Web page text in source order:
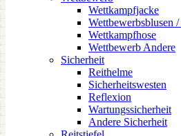
Wettkampfjacke
Wettbewerbsblusen
Wettkampfhose
Wettbewerb Andere
Sicherheit
Reithelme
Sicherheitswesten
Reflexion
Wartungssicherheit
Andere Sicherheit